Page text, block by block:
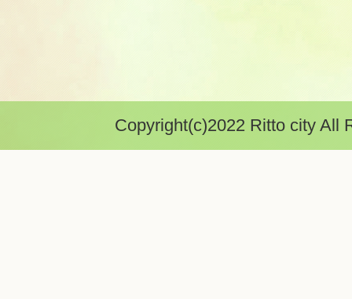
Copyright(c)2022 Ritto city All